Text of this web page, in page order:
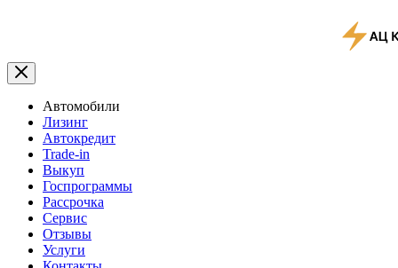
Автомобили
Лизинг
Автокредит
Trade-in
Выкуп
Госпрограммы
Рассрочка
Сервис
Отзывы
Услуги